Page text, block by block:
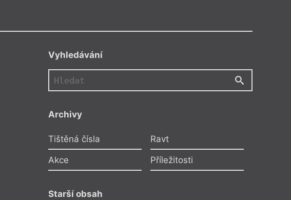
Vyhledávání
Archivy
Tištěná čísla Ravt
Akce Příležitosti
Starší obsah